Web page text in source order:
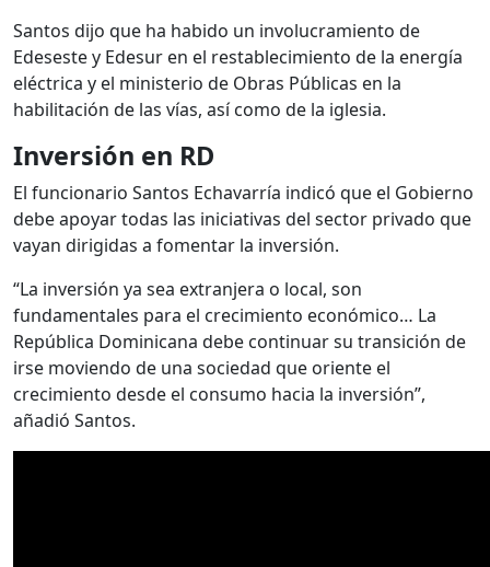
Santos dijo que ha habido un involucramiento de
Edeseste y Edesur en el restablecimiento de la energía
eléctrica y el ministerio de Obras Públicas en la
habilitación de las vías, así como de la iglesia.
Inversión en RD
El funcionario Santos Echavarría indicó que el Gobierno
debe apoyar todas las iniciativas del sector privado que
vayan dirigidas a fomentar la inversión.
“La inversión ya sea extranjera o local, son
fundamentales para el crecimiento económico… La
República Dominicana debe continuar su transición de
irse moviendo de una sociedad que oriente el
crecimiento desde el consumo hacia la inversión”,
añadió Santos.